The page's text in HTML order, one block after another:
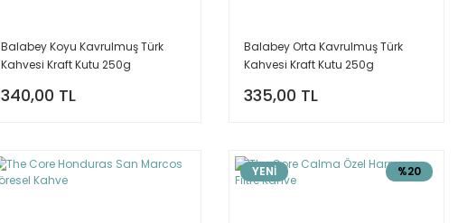
Balabey Koyu Kavrulmuş Türk
Kahvesi Kraft Kutu 250g
340,00 TL
Balabey Orta Kavrulmuş Türk
Kahvesi Kraft Kutu 250g
335,00 TL
%20
YENİ